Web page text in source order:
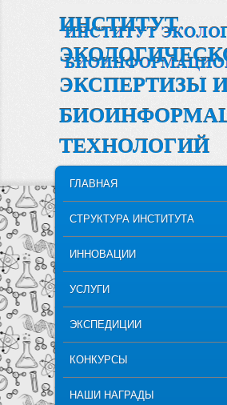
ИНСТИТУТ
ЭКСПЕРТИЗЫ
ТЕХНОЛОГИЙ
SKIP TO PRIMARY CONTENT
SKIP TO SECONDARY CONTENT
ГЛАВНАЯ
СТРУКТУРА ИНСТИТУТА
ИННОВАЦИИ
УСЛУГИ
ЭКСПЕДИЦИИ
КОНКУРСЫ
НАШИ НАГРАДЫ